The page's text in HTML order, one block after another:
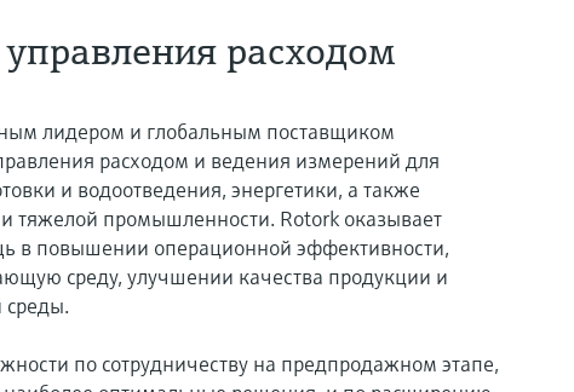
расходом
лидером и глобальным поставщиком
расходом и ведения измерений для
и водоотведения, энергетики, а также
тяжелой промышленности. Rotork оказывает
в повышении операционной эффективности,
среду, улучшении качества продукции и
среды.
по сотрудничеству на предпродажном этапе,